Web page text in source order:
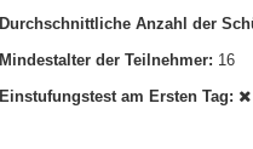
Durchschnittliche Anzahl der
Mindestalter der Teilnehmer: 16
Einstufungstest am Ersten Tag: